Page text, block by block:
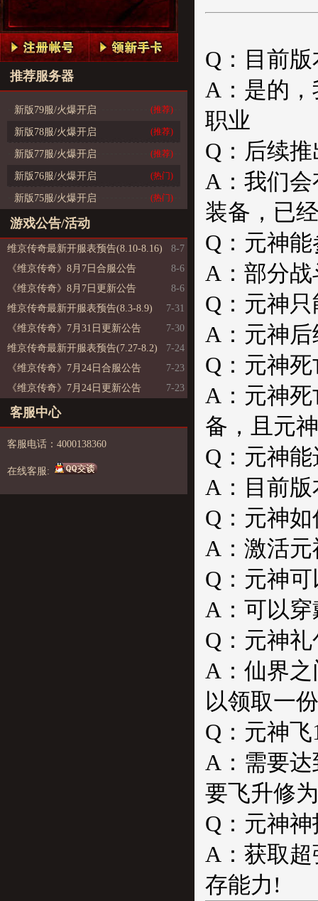
推荐服务器
新版79服/火爆开启 (推荐)
新版78服/火爆开启 (推荐)
新版77服/火爆开启 (推荐)
新版76服/火爆开启 (热门)
新版75服/火爆开启 (热门)
游戏公告/活动
维京传奇最新开服表预告(8.10-8.16)
8-7
《维京传奇》8月7日合服公告
8-6
《维京传奇》8月7日更新公告
8-6
维京传奇最新开服表预告(8.3-8.9)
7-31
《维京传奇》7月31日更新公告
7-30
维京传奇最新开服表预告(7.27-8.2)
7-24
《维京传奇》7月24日合服公告
7-23
《维京传奇》7月24日更新公告
7-23
客服中心
客服电话：4000138360
在线客服:
Q：目前
A：是的
职业
Q：后续
A：我们
装备，已
Q：元神
A：部分
Q：元神
A：元神
Q：元神
A：元神
备，且元
Q：元神
A：目前
Q：元神
A：激活
Q：元神
A：可以穿
Q：元神
A：仙界
以领取一
Q：元神
A：需要达
要飞升修
Q：元神
A：获取
存能力!